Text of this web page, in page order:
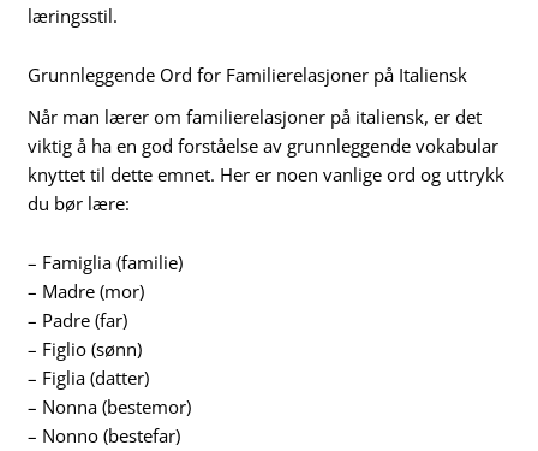
læringsstil.
Grunnleggende Ord for Familierelasjoner på Italiensk
Når man lærer om familierelasjoner på italiensk, er det
viktig å ha en god forståelse av grunnleggende vokabular
knyttet til dette emnet. Her er noen vanlige ord og uttrykk
du bør lære:
– Famiglia (familie)
– Madre (mor)
– Padre (far)
– Figlio (sønn)
– Figlia (datter)
– Nonna (bestemor)
– Nonno (bestefar)